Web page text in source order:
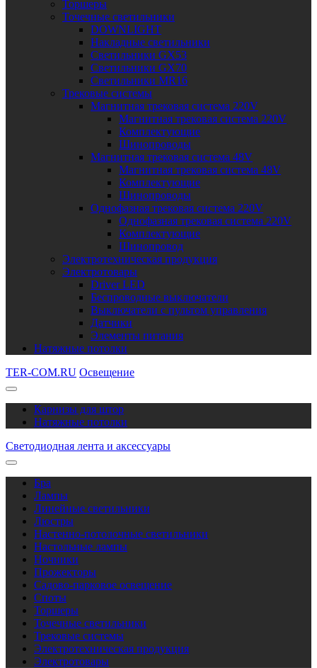
Торшеры
Точечные светильники
DOWNLIGHT
Накладные светильники
Светильники GX53
Светильники GX70
Светильники MR16
Трековые системы
Магнитная трековая система 220V
Магнитная трековая система 220V
Комплектующие
Шинопроводы
Магнитная трековая система 48V
Магнитная трековая система 48V
Комплектующие
Шинопроводы
Однофазная трековая система 220V
Однофазная трековая система 220V
Комплектующие
Шинопровод
Электротехническая продукция
Электротовары
Driver LED
Беспроводные выключатели
Выключатели с пультом управления
Датчики
Элементы питания
Натяжные потолки
TER-COM.RU Освещение
Карнизы для штор
Натяжные потолки
Светодиодная лента и аксессуары
Бра
Лампы
Линейные светильники
Люстры
Настенно-потолочные светильники
Настольные лампы
Ночники
Прожекторы
Садово-парковое освещение
Споты
Торшеры
Точечные светильники
Трековые системы
Электротехническая продукция
Электротовары